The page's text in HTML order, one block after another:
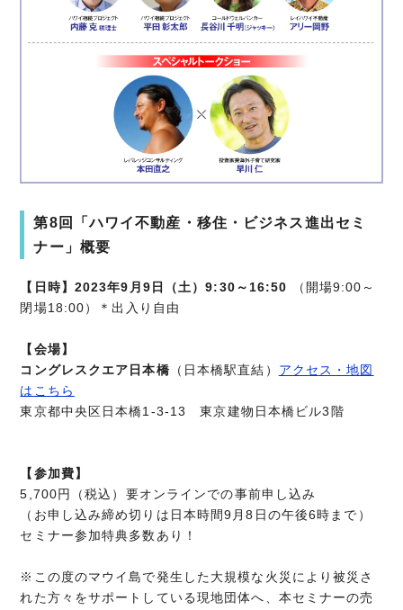
第8回「ハワイ不動産・移住・ビジネス進出セミ
ナー」概要
【日時】2023年9月9日（土）9:30～16:50 （開場9:00～
閉場18:00）＊出入り自由
【会場】
コングレスクエア日本橋 （日本橋駅直結） アクセス・地図
はこちら
東京都中央区日本橋1-3-13 東京建物日本橋ビル3階
【参加費】
5,700円（税込）要オンラインでの事前申し込み
（お申し込み締め切りは日本時間9月8日の午後6時まで）
セミナー参加特典多数あり！
※この度のマウイ島で発生した大規模な火災により被災さ
れた方々をサポートしている現地団体へ、本セミナーの売